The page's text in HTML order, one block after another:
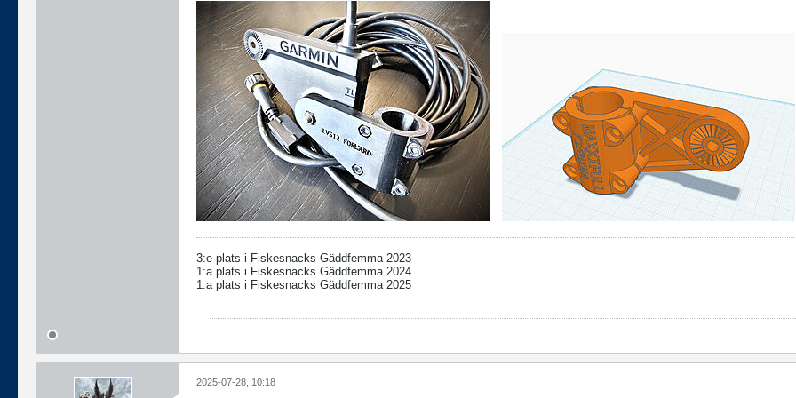
3:e plats i Fiskesnacks Gäddfemma 2023
1:a plats i Fiskesnacks Gäddfemma 2024
1:a plats i Fiskesnacks Gäddfemma 2025
2025-07-28, 10:18